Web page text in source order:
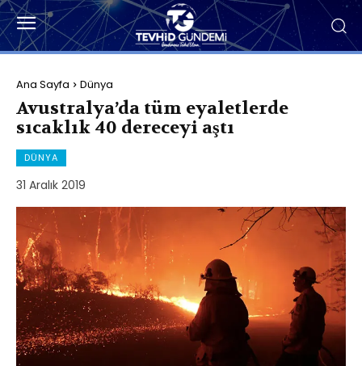
Ana Sayfa Dünya
Avustralya’da tüm eyaletlerde
sıcaklık 40 dereceyi aştı
DÜNYA
31 Aralık 2019